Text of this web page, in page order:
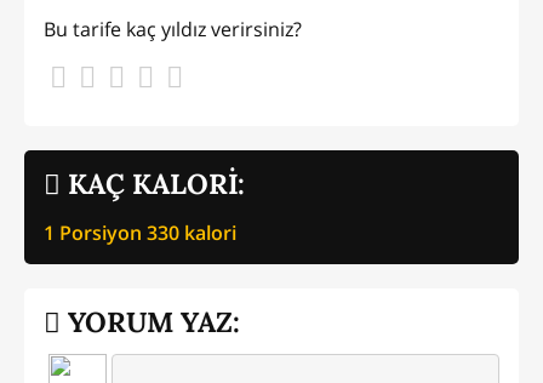
KAÇ KALORİ:
1 Porsiyon 330 kalori
Bu tarife kaç yıldız verirsiniz?
YORUM YAZ: